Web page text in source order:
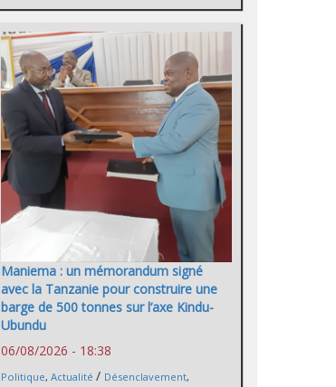
Maniema : un mémorandum signé
avec la Tanzanie pour construire une
barge de 500 tonnes sur l’axe Kindu-
Ubundu
06/08/2026 - 18:38
Politique, Actualité / Désenclavement,